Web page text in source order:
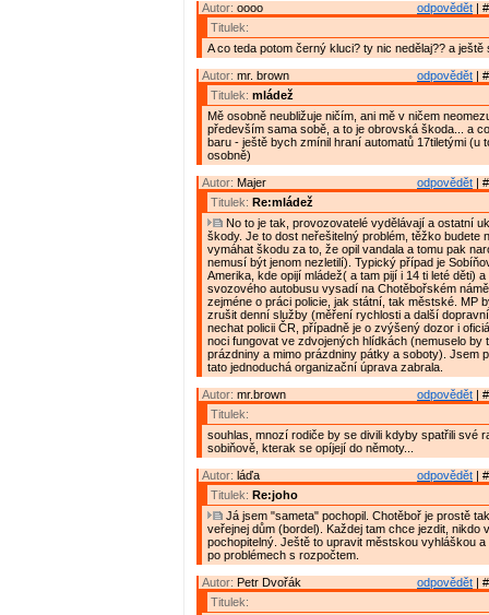
odpovědět |
Autor: oooo
Titulek:
A co teda potom černý kluci? ty nic nedělaj?? a ještě
odpovědět |
Autor: mr. brown
Titulek: mládež
Mě osobně neubližuje ničím, ani mě v ničem
především sama sobě, a to je obrovská škoda... a
baru - ještě bych zmínil hraní automatů 17tiletými (u
osobně)
odpovědět |
Autor: Majer
Titulek: Re:mládež
No to je tak, provozovatelé vydělávají a ostatní
škody. Je to dost neřešitelný problém, těžko budete
vymáhat škodu za to, že opil vandala a tomu pak
nemusí být jenom nezletilí). Typický případ je
Amerika, kde opijí mládež( a tam pijí i 14 ti leté děti)
svozového autobusu vysadí na Chotěbořském
zejméne o práci policie, jak státní, tak městské. MP
zrušit denní služby (měření rychlosti a další
nechat policii ČR, případně je o zvýšený dozor i
noci fungovat ve zdvojených hlídkách (nemuselo by
prázdniny a mimo prázdniny pátky a soboty). Jsem
tato jednoduchá organizační úprava zabrala.
odpovědět |
Autor: mr.brown
Titulek:
souhlas, mnozí rodiče by se divili kdyby spatřili své
sobiňově, kterak se opíjejí do němoty...
odpovědět |
Autor: láďa
Titulek: Re:joho
Já jsem "sameta" pochopil. Chotěboř je prostě
veřejnej dům (bordel). Každej tam chce jezdit, nikdo
pochopitelný. Ještě to upravit městskou vyhláškou a
po problémech s rozpočtem.
odpovědět |
Autor: Petr Dvořák
Titulek: